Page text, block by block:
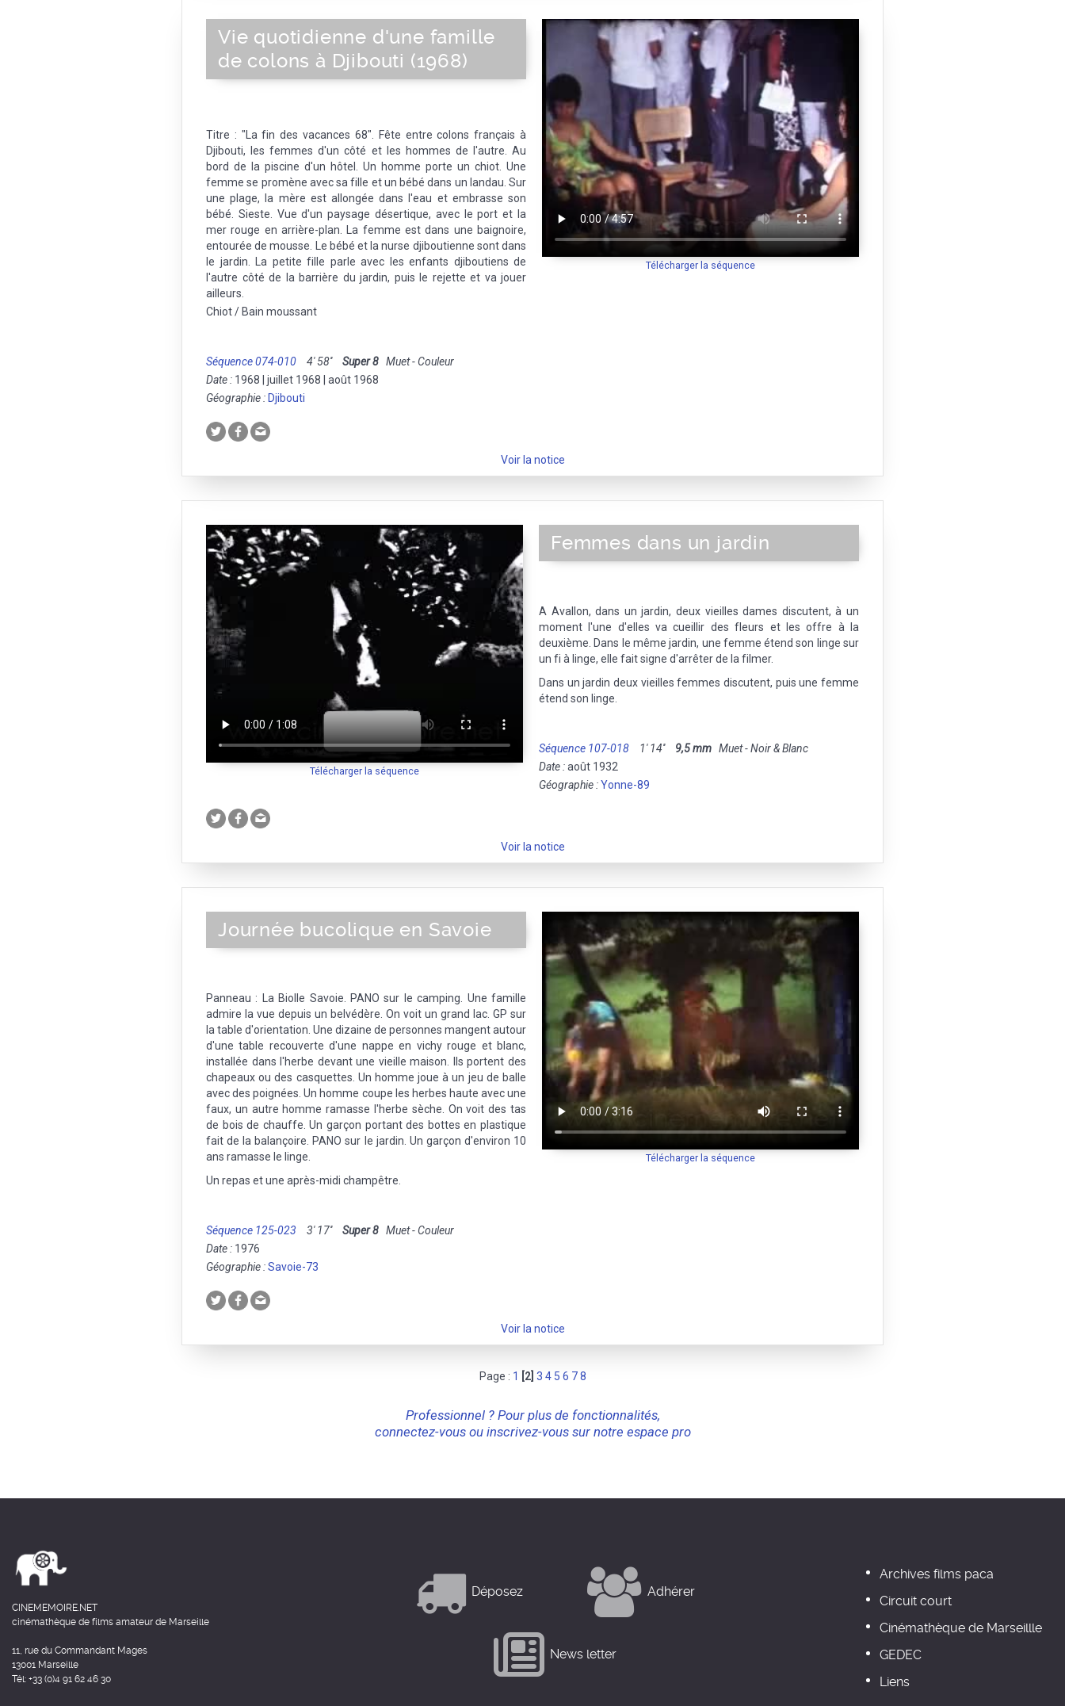
Télécharger la séquence
Vie quotidienne d'une famille
de colons à Djibouti (1968)
Titre : "La fin des vacances 68". Fête entre colons français à
Djibouti, les femmes d'un côté et les hommes de l'autre. Au
bord de la piscine d'un hôtel. Un homme porte un chiot. Une
femme se promène avec sa fille et un bébé dans un landau. Sur
une plage, la mère est allongée dans l'eau et embrasse son
bébé. Sieste. Vue d'un paysage désertique, avec le port et la
mer rouge en arrière-plan. La femme est dans une baignoire,
entourée de mousse. Le bébé et la nurse djiboutienne sont dans
le jardin. La petite fille parle avec les enfants djiboutiens de
l'autre côté de la barrière du jardin, puis le rejette et va jouer
ailleurs.
Chiot / Bain moussant
Séquence 074-010 4' 58'' Super 8 Muet - Couleur
Date : 1968 | juillet 1968 | août 1968
Géographie : Djibouti
Voir la notice
Télécharger la séquence
Femmes dans un jardin
A Avallon, dans un jardin, deux vieilles dames discutent, à un
moment l'une d'elles va cueillir des fleurs et les offre à la
deuxième. Dans le même jardin, une femme étend son linge sur
un fi à linge, elle fait signe d'arrêter de la filmer.
Dans un jardin deux vieilles femmes discutent, puis une femme
étend son linge.
Séquence 107-018 1' 14'' 9,5 mm Muet - Noir & Blanc
Date :août 1932
Géographie :Yonne-89
Voir la notice
Télécharger la séquence
Journée bucolique en Savoie
Panneau : La Biolle Savoie. PANO sur le camping. Une famille
admire la vue depuis un belvédère. On voit un grand lac. GP sur
la table d'orientation. Une dizaine de personnes mangent autour
d'une table recouverte d'une nappe en vichy rouge et blanc,
installée dans l'herbe devant une vieille maison. Ils portent des
chapeaux ou des casquettes. Un homme joue à un jeu de balle
avec des poignées. Un homme coupe les herbes haute avec une
faux, un autre homme ramasse l'herbe sèche. On voit des tas
de bois de chauffe. Un garçon portant des bottes en plastique
fait de la balançoire. PANO sur le jardin. Un garçon d'environ 10
ans ramasse le linge.
Un repas et une après-midi champêtre.
Séquence 125-023 3' 17'' Super 8 Muet - Couleur
Date : 1976
Géographie :Savoie-73
Voir la notice
Page : 1 [2] 3 4 5 6 7 8
Professionnel ? Pour plus de fonctionnalités,
connectez-vous ou inscrivez-vous sur notre espace pro
CINEMEMOIRE.NET
cinémathèque de films amateur de Marseille
11, rue du Commandant Mages
13001 Marseille
Tél: +33 (0)4 91 62 46 30
Déposez Adhérer
News letter
Archives films paca
Circuit court
Cinémathèque de Marseillle
GEDEC
Liens